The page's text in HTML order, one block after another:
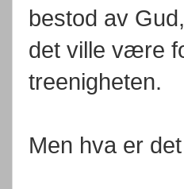
bestod av
det ville være
treenigheten.
Men hva er